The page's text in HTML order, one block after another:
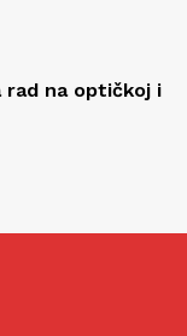
rad na optičkoj i